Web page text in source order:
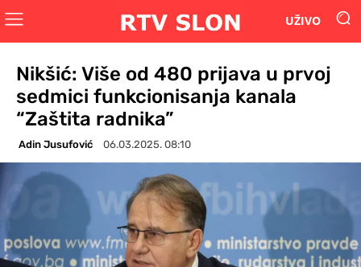
UŽIVO
Nikšić: Više od 480 prijava u prvoj
sedmici funkcionisanja kanala
“Zaštita radnika”
Adin Jusufović 06.03.2025. 08:10